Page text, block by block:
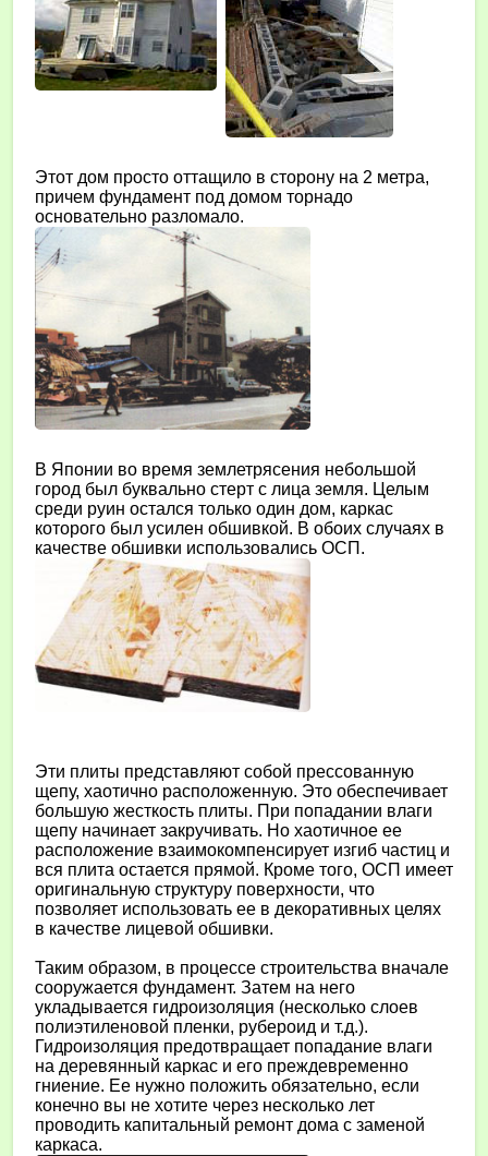
Этот дом просто оттащило в сторону на 2 метра,
причем фундамент под домом торнадо
основательно разломало.
В Японии во время землетрясения небольшой
город был буквально стерт с лица земля. Целым
среди руин остался только один дом, каркас
которого был усилен обшивкой. В обоих случаях в
качестве обшивки использовались ОСП.
Эти плиты представляют собой прессованную
щепу, хаотично расположенную. Это обеспечивает
большую жесткость плиты. При попадании влаги
щепу начинает закручивать. Но хаотичное ее
расположение взаимокомпенсирует изгиб частиц и
вся плита остается прямой. Кроме того, ОСП имеет
оригинальную структуру поверхности, что
позволяет использовать ее в декоративных целях
в качестве лицевой обшивки.
Таким образом, в процессе строительства вначале
сооружается фундамент. Затем на него
укладывается гидроизоляция (несколько слоев
полиэтиленовой пленки, рубероид и т.д.).
Гидроизоляция предотвращает попадание влаги
на деревянный каркас и его преждевременно
гниение. Ее нужно положить обязательно, если
конечно вы не хотите через несколько лет
проводить капитальный ремонт дома с заменой
каркаса.